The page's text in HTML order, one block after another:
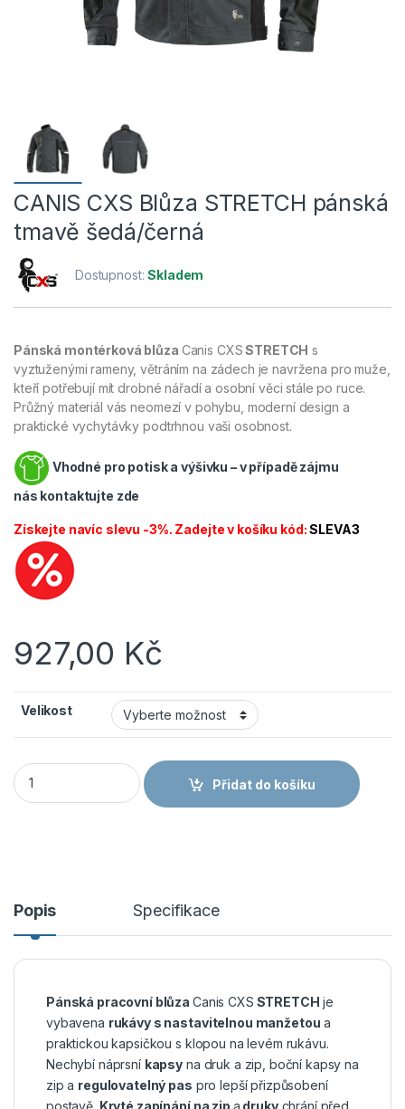
CANIS CXS Blůza STRETCH pánská
tmavě šedá/černá
Dostupnost:Skladem
Pánská montérková blůza Canis CXSSTRETCH s
vyztuženými rameny, větráním na zádech je navržena pro muže,
kteří potřebují mít drobné nářadí a osobní věci stále po ruce.
Průžný materiál vás neomezí v pohybu, moderní design a
praktické vychytávky podtrhnou vaši osobnost.
Vhodné pro potisk a výšivku – v případě zájmu
nás kontaktujte zde
Získejte navíc slevu -3%. Zadejte v košíku kód:SLEVA3
927,00 Kč
Velikost
CANIS CXS Blůza STRETCH pánská tmavě šedá/černá
Přidat do košíku
Popis Specifikace
Pánská pracovní blůza Canis CXS STRETCH je
vybavena rukávy s nastavitelnou manžetou a
praktickou kapsičkou s klopou na levém rukávu.
Nechybí náprsní kapsy na druk a zip, boční kapsy na
zip a regulovatelný pas pro lepší přizpůsobení
postavě. Kryté zapínání na zip a drukychrání před